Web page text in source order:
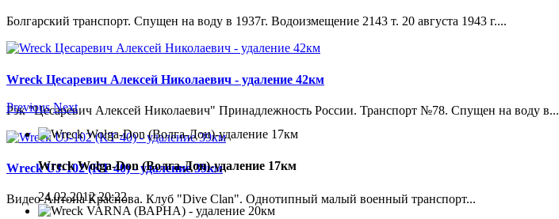
Болгарский транспорт. Спущен на воду в 1937г. Водоизмещение 2143 т. 20 августа 1943 г....
Wreck Цесаревич Алексей Николаевич - удаление 42км
Рэк "Цесаревич Алексей Николаевич" Принадлежность России. Транспорт №78. Спущен на воду в...
Wreck UJ-102 (KT 40) - удаление 39км
Видео Антона Краснова. Клуб "Dive Clan". Однотипный малый военный транспорт...
Previous Next
Wreck Wolga-Don (Волга-Дон)-удаление 17км
24.02.2012 20:22